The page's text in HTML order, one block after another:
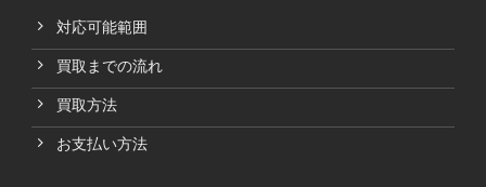
対応可能範囲
買取までの流れ
買取方法
お支払い方法